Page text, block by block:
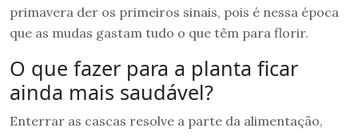
primavera der os primeiros sinais, pois é nessa época
que as mudas gastam tudo o que têm para florir.
O que fazer para a planta ficar
ainda mais saudável?
Enterrar as cascas resolve a parte da alimentação,